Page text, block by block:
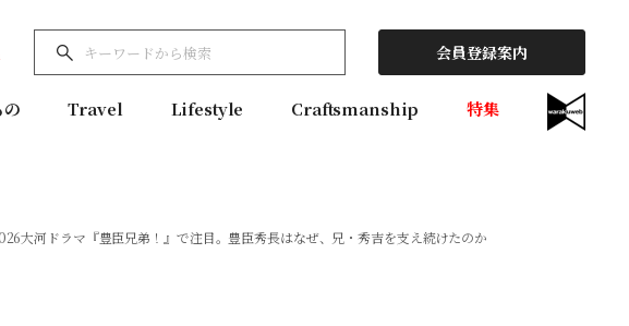
会員登録案内
Travel Lifestyle Craftsmanship 特集
大河ドラマ『豊臣兄弟！』で注目。豊臣秀長はなぜ、兄・秀吉を支え続けたのか